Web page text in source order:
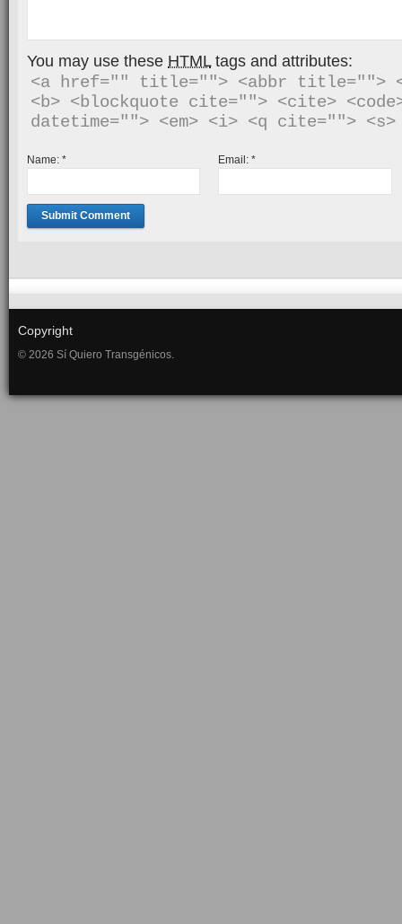
You may use these HTMLtags and attributes:
<a href="" title=""> <abbr title="">
<b> <blockquote cite=""> <cite>
Name: * Email:*
Copyright
© 2026 Sí Quiero Transgénicos.